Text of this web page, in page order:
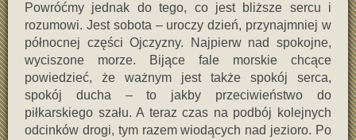
Powróćmy jednak do tego, co jest bliższe sercu i
rozumowi. Jest sobota – uroczy dzień, przynajmniej w
północnej części Ojczyzny. Najpierw nad spokojne,
wyciszone morze. Bijące fale morskie chcące
powiedzieć, że ważnym jest także spokój serca,
spokój ducha – to jakby przeciwieństwo do
piłkarskiego szału. A teraz czas na podbój kolejnych
odcinków drogi, tym razem wiodących nad jezioro. Po